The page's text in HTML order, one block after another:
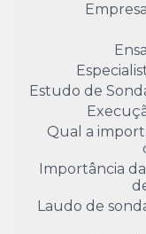
Estudo de
Qual a
Importância
Laudo de